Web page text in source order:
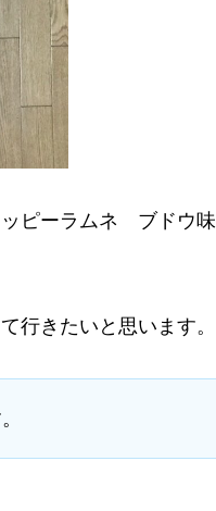
ッピーラムネ ブドウ
行きたいと思います。